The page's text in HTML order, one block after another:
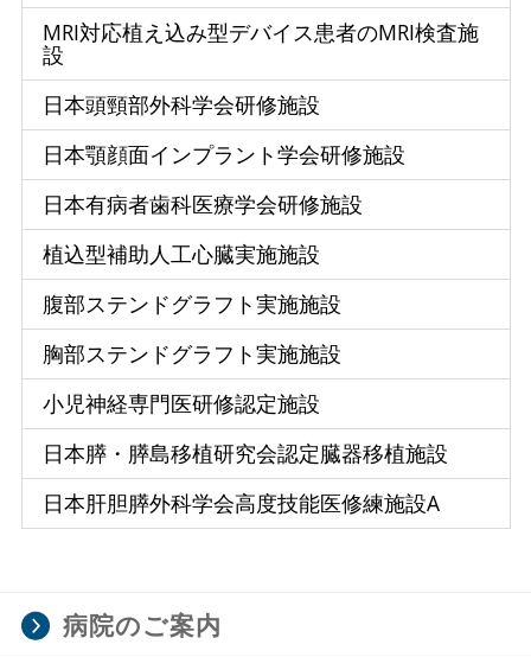
MRI対応植え込み型デバイス患者のMRI検査施
設
日本頭頸部外科学会研修施設
日本顎顔面インプラント学会研修施設
日本有病者歯科医療学会研修施設
植込型補助人工心臓実施施設
腹部ステンドグラフト実施施設
胸部ステンドグラフト実施施設
小児神経専門医研修認定施設
日本膵・膵島移植研究会認定臓器移植施設
日本肝胆膵外科学会高度技能医修練施設A
病院のご案内